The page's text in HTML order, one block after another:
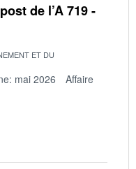
de l’A 719 -
ET DU
mai 2026
Affaire